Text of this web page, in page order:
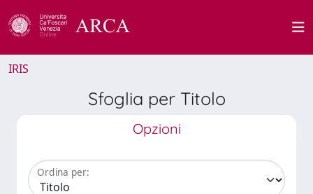
IRIS
Sfoglia per Titolo
Opzioni
Ordina per: